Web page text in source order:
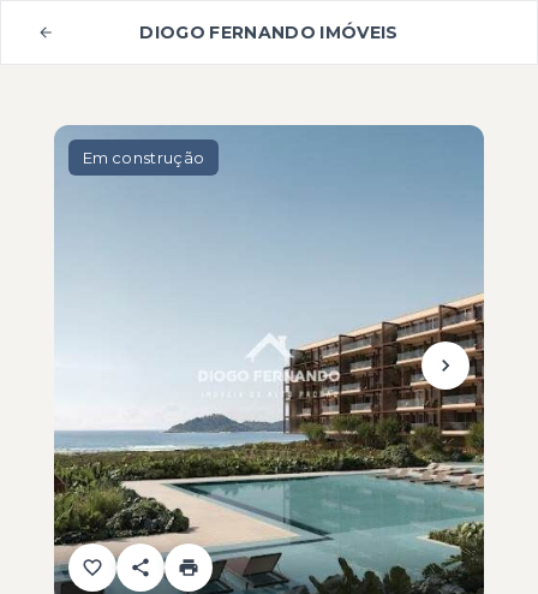
DIOGO FERNANDO IMÓVEIS
Em construção